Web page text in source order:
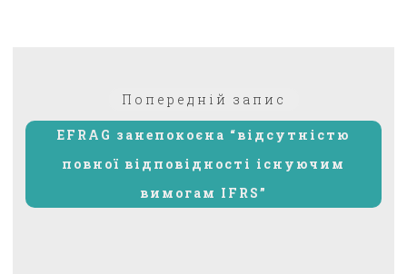
Попередній запис
EFRAG занепокоєна “відсутністю
повної відповідності існуючим
вимогам IFRS”